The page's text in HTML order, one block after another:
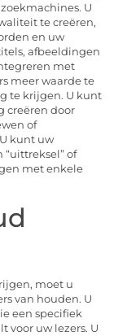
U
te creëren,
en uw
afbeeldingen
met
meer waarde te
te krijgen. U kunt
creëren door
of
kunt uw
of
met enkele
moet u
van houden. U
een specifiek
voor uw lezers. U